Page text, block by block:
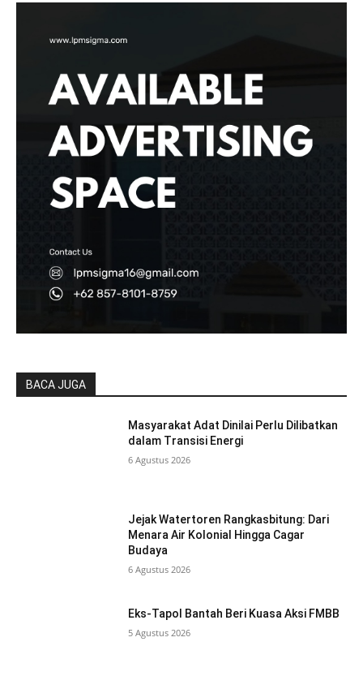
BACA JUGA
Masyarakat Adat Dinilai Perlu Dilibatkan
dalam Transisi Energi
6 Agustus 2026
Jejak Watertoren Rangkasbitung: Dari
Menara Air Kolonial Hingga Cagar
Budaya
6 Agustus 2026
Eks-Tapol Bantah Beri Kuasa Aksi FMBB
5 Agustus 2026